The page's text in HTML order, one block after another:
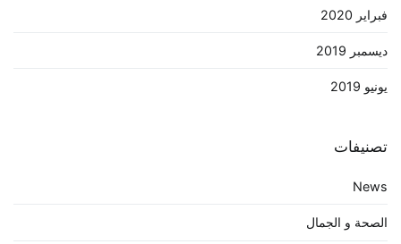
فبراير 2020
ديسمبر 2019
يونيو 2019
تصنيفات
News
الصحة و الجمال